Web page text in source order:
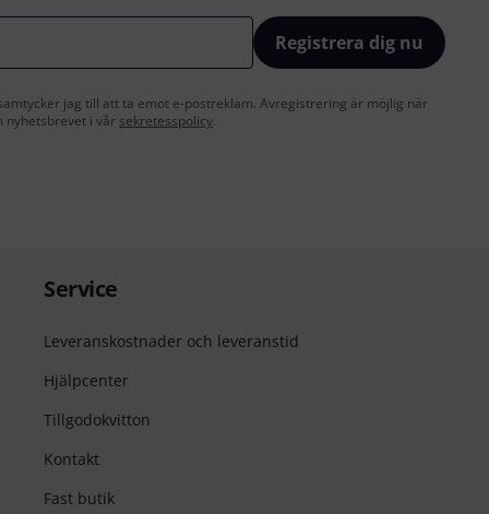
Registrera dig nu
jag till att ta emot e-postreklam. Avregistrering är möjlig när
nyhetsbrevet i vår sekretesspolicy.
Service
Leveranskostnader och leveranstid
Hjälpcenter
Tillgodokvitton
Kontakt
Fast butik